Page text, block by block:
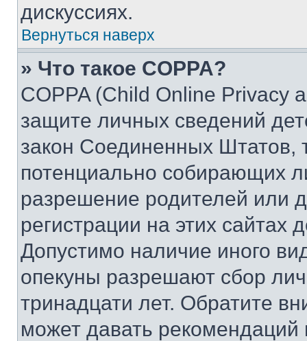
дискуссиях.
Вернуться наверх
» Что такое COPPA?
COPPA (Child Online Privacy
защите личных сведений
закон Соединенных Штатов,
потенциально собирающих
разрешение родителей или
регистрации на этих сайтах
Допустимо наличие иного
опекуны разрешают сбор
тринадцати лет. Обратите
может давать